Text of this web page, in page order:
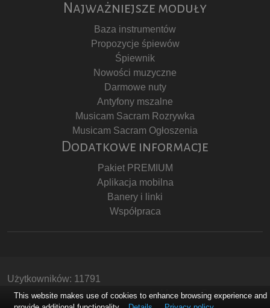
Najważniejsze moduły
Baza instrumentów
Propozycje śpiewów
Śpiewnik
Nowości muzyczne
Darmowe nuty
Antyfony mszalne
Musicam Sacram Rozrywka
Musicam Sacram Ogłoszenia
Dodatkowe informacje
Pakiet PREMIUM
Aplikacja mobilna
Banery i linki
Współpraca
Użytkowników: 11791
Copyright © Stowarzyszenie Musicam Sacram
This website makes use of cookies to enhance browsing experience and